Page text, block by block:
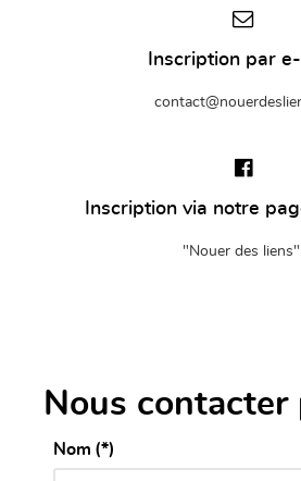
Inscription par
Inscription via notre
"Nouer des
Nous contacter
Nom (*)